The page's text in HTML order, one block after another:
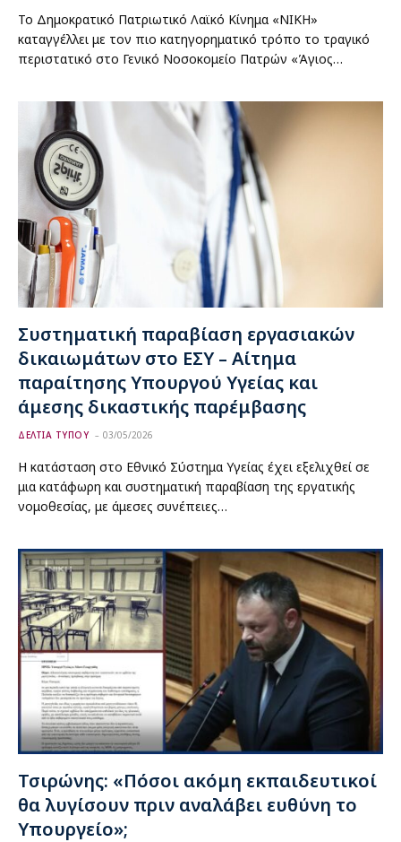
Το Δημοκρατικό Πατριωτικό Λαϊκό Κίνημα «ΝΙΚΗ»
καταγγέλλει με τον πιο κατηγορηματικό τρόπο το τραγικό
περιστατικό στο Γενικό Νοσοκομείο Πατρών «Άγιος…
Συστηματική παραβίαση εργασιακών
δικαιωμάτων στο ΕΣΥ – Αίτημα
παραίτησης Υπουργού Υγείας και
άμεσης δικαστικής παρέμβασης
ΔΕΛΤΙΑ ΤΥΠΟΥ 03/05/2026
Η κατάσταση στο Εθνικό Σύστημα Υγείας έχει εξελιχθεί σε
μια κατάφωρη και συστηματική παραβίαση της εργατικής
νομοθεσίας, με άμεσες συνέπειες…
Τσιρώνης: «Πόσοι ακόμη εκπαιδευτικοί
θα λυγίσουν πριν αναλάβει ευθύνη το
Υπουργείο»;